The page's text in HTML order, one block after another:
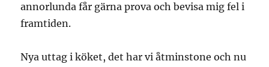
annorlunda får gärna prova och bevisa mig fel i
framtiden.
Nya uttag i köket, det har vi åtminstone och nu